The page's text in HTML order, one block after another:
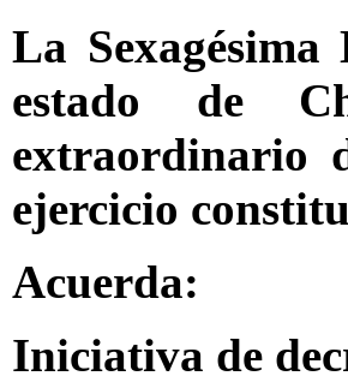
La
estado de
extraordinario
ejercicio
Acuerda:
Iniciativa de